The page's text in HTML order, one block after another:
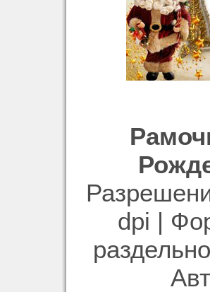
dpi |